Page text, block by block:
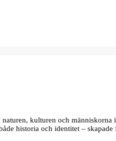
kulturen och
historia och identitet –